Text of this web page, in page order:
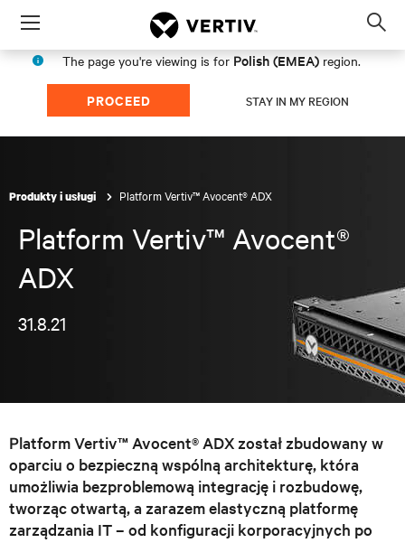
Menu
The page you're viewing is for Polish (EMEA) region.
PROCEED STAY IN MY REGION
Produkty i usługi Platform Vertiv™ Avocent® ADX
Platform Vertiv™ Avocent®
ADX
31.8.21
Platform Vertiv™ Avocent® ADX został zbudowany w
oparciu o bezpieczną wspólną architekturę, która
umożliwia bezproblemową integrację i rozbudowę,
tworząc otwartą, a zarazem elastyczną platformę
zarządzania IT – od konfiguracji korporacyjnych po